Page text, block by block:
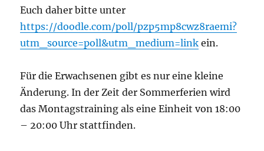
Euch daher bitte unter
https://doodle.com/poll/pzp5mp8cwz8raemi?
utm_source=poll&utm_medium=link ein.
Für die Erwachsenen gibt es nur eine kleine
Änderung. In der Zeit der Sommerferien wird
das Montagstraining als eine Einheit von 18:00
– 20:00 Uhr stattfinden.